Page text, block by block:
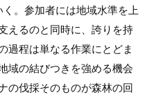
。参加者には地域水準を上
えるのと同時に、誇りを持
過程は単なる作業にとどま
域の結びつきを強める機会
の伐採そのものが森林の回